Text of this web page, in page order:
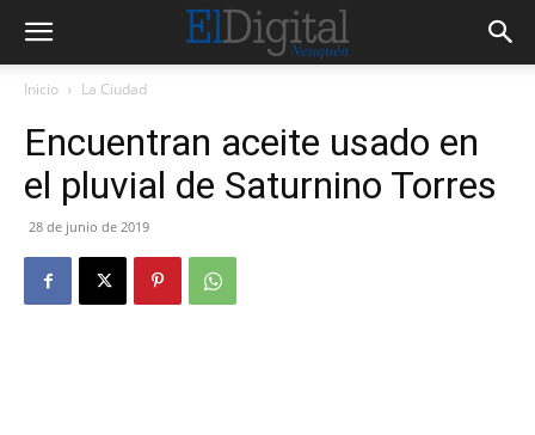
Inicio La Ciudad
Encuentran aceite usado en
el pluvial de Saturnino Torres
28 de junio de 2019